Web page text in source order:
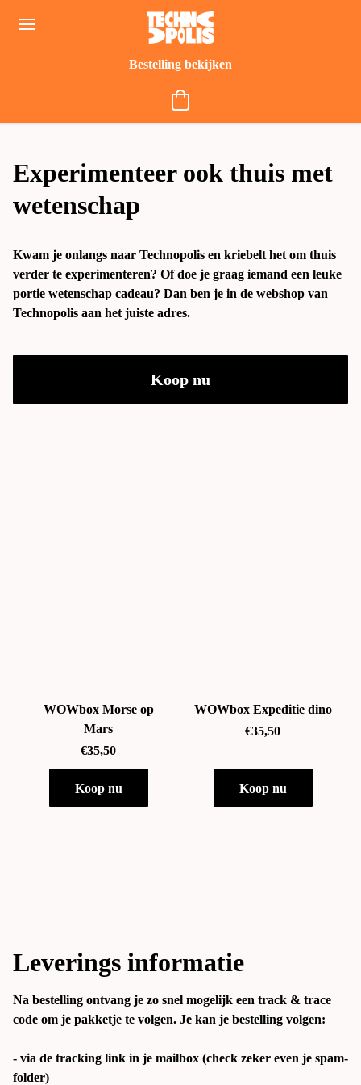
Bestelling bekijken
Experimenteer ook thuis met
wetenschap
Kwam je onlangs naar Technopolis en kriebelt het om thuis
verder te experimenteren? Of doe je graag iemand een leuke
portie wetenschap cadeau? Dan ben je in de webshop van
Technopolis aan het juiste adres.
Koop nu
WOWbox Morse op
Mars
€35,50
Koop nu
WOWbox Expeditie dino
€35,50
Koop nu
Leverings informatie
Na bestelling ontvang je zo snel mogelijk een track & trace
code om je pakketje te volgen. Je kan je bestelling volgen:
- via de tracking link in je mailbox (check zeker even je spam-
folder)